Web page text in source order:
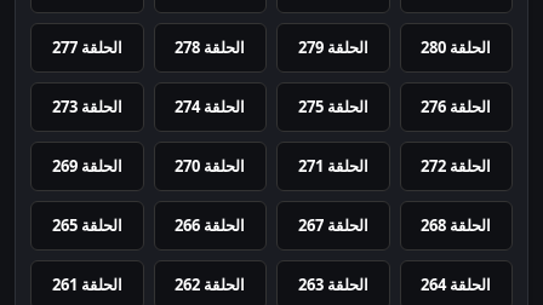
الحلقة 280 الحلقة 279 الحلقة 278 الحلقة 277
الحلقة 276 الحلقة 275 الحلقة 274 الحلقة 273
الحلقة 272 الحلقة 271 الحلقة 270 الحلقة 269
الحلقة 268 الحلقة 267 الحلقة 266 الحلقة 265
الحلقة 264 الحلقة 263 الحلقة 262 الحلقة 261